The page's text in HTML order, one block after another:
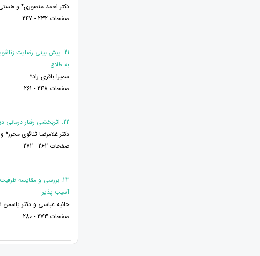
دکتر احمد منصوری* و هستی
صفحات 232 - 247
21. پیش بینی رضایت
به طلاق
سمیرا باقری راد*
صفحات 248 - 261
22. اثربخشی رفتار درمانی دیالکتیک بر اجتناب شناختی، تحمل آشفتگی، باور غیر منطقی در دختران بزهکار
دکتر غلامرضا ثناگوی
صفحات 262 - 272
23. بررسی و مقایسه
آسیب پذیر
حانیه عباسی و دکتر
صفحات 273 - 280